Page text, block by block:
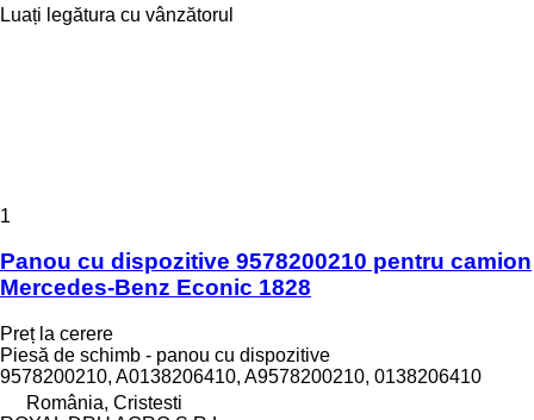
Luați legătura cu vânzătorul
1
Panou cu dispozitive 9578200210 pentru camion
Mercedes-Benz Econic 1828
Preț la cerere
Piesă de schimb - panou cu dispozitive
9578200210, A0138206410, A9578200210, 0138206410
România, Cristesti